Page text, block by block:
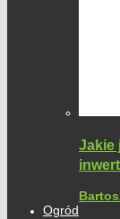
Jakie
Ogród